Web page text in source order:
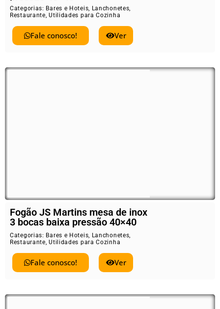
Categorias: Bares e Hoteis, Lanchonetes,
Restaurante,Utilidades para Cozinha
Fale conosco! Ver
Fogão JS Martins mesa de inox
3 bocas baixa pressão 40×40
Categorias: Bares e Hoteis, Lanchonetes,
Restaurante,Utilidades para Cozinha
Fale conosco! Ver